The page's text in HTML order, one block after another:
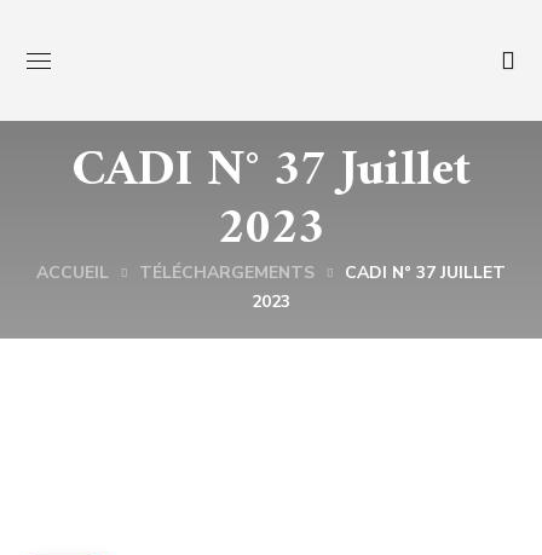
CADI N° 37 Juillet
2023
ACCUEIL TÉLÉCHARGEMENTS
CADI N° 37 JUILLET
2023